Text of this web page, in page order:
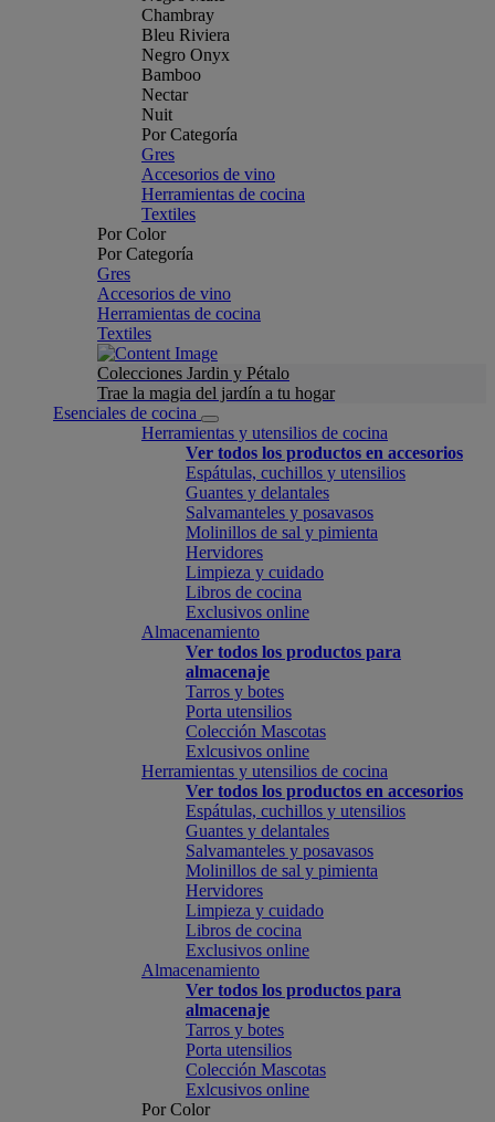
Chambray
Bleu Riviera
Negro Onyx
Bamboo
Nectar
Nuit
Por Categoría
Gres
Accesorios de vino
Herramientas de cocina
Textiles
Por Color
Por Categoría
Gres
Accesorios de vino
Herramientas de cocina
Textiles
Colecciones Jardin y Pétalo
Trae la magia del jardín a tu hogar
Esenciales de cocina
Herramientas y utensilios de cocina
Ver todos los productos en accesorios
Espátulas, cuchillos y utensilios
Guantes y delantales
Salvamanteles y posavasos
Molinillos de sal y pimienta
Hervidores
Limpieza y cuidado
Libros de cocina
Exclusivos online
Almacenamiento
Ver todos los productos para
almacenaje
Tarros y botes
Porta utensilios
Colección Mascotas
Exlcusivos online
Herramientas y utensilios de cocina
Ver todos los productos en accesorios
Espátulas, cuchillos y utensilios
Guantes y delantales
Salvamanteles y posavasos
Molinillos de sal y pimienta
Hervidores
Limpieza y cuidado
Libros de cocina
Exclusivos online
Almacenamiento
Ver todos los productos para
almacenaje
Tarros y botes
Porta utensilios
Colección Mascotas
Exlcusivos online
Por Color